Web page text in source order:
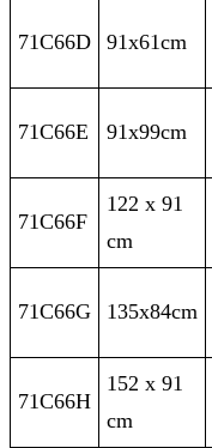
71C66D 91x61cm
71C66E 91x99cm
71C66F
122 x 91
cm
71C66G 135x84cm
71C66H
152 x 91
cm